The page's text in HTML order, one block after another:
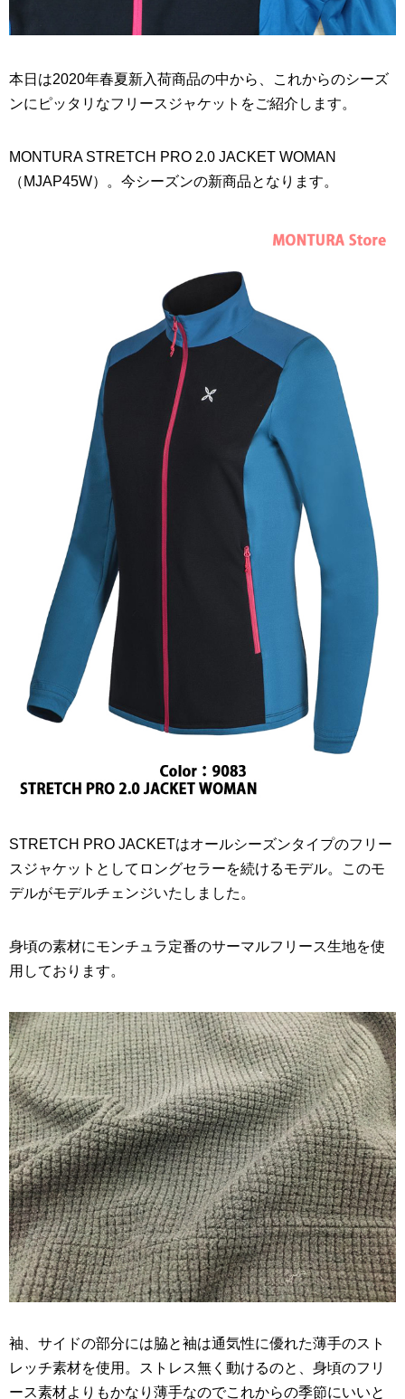
本日は2020年春夏新入荷商品の中から、これからのシーズ
ンにピッタリなフリースジャケットをご紹介します。
MONTURA STRETCH PRO 2.0 JACKET WOMAN
（MJAP45W）。今シーズンの新商品となります。
STRETCH PRO JACKETはオールシーズンタイプのフリー
スジャケットとしてロングセラーを続けるモデル。このモ
デルがモデルチェンジいたしました。
身頃の素材にモンチュラ定番のサーマルフリース生地を使
用しております。
袖、サイドの部分には脇と袖は通気性に優れた薄手のスト
レッチ素材を使用。ストレス無く動けるのと、身頃のフリ
ース素材よりもかなり薄手なのでこれからの季節にいいと